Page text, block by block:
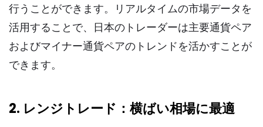
行うことができます。リアルタイムの市場データを
活用することで、日本のトレーダーは主要通貨ペア
およびマイナー通貨ペアのトレンドを活かすことが
できます。
2. レンジトレード：横ばい相場に最適